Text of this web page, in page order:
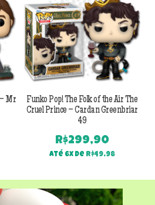
Mr
Funko Pop! The Folk of the Air The
Cruel Prince – Cardan Greenbriar
49
R$299,90
Até 6x de R$49,98